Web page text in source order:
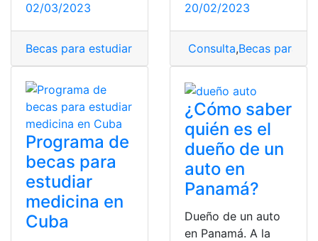
02/03/2023
Becas para estudiar medicina en Cuba,Cuba,Estudiar
20/02/2023
Consulta,Becas para
Programa de
becas para
estudiar
medicina en
Cuba
¿Cómo saber
quién es el
dueño de un
auto en
Panamá?
Dueño de un auto
en Panamá. A la